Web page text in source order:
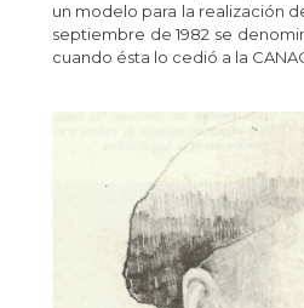
un modelo para la realización
septiembre de 1982 se
cuando ésta lo cedió a la